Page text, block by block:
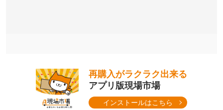
再購入がラクラク出来る
アプリ版現場市場
インストールはこちら